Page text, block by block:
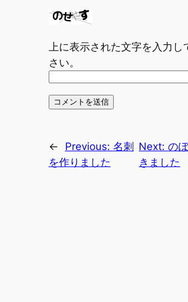
上に表示された文字を入力し
さい。
← Previous: 名刺
を作りました
Next:の
きました